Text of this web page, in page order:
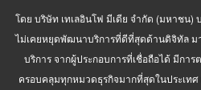
โดย บริษัท เทเลอินโฟ มีเดีย จำกัด (มหาชน)
ไม่เคยหยุดพัฒนาบริการที่ดีที่สุดด้านดิจิทัล ม
บริการ จากผู้ประกอบการที่เชื่อถือได้ มีกา
ครอบคลุมทุกหมวดธุรกิจมากที่สุดในประเท